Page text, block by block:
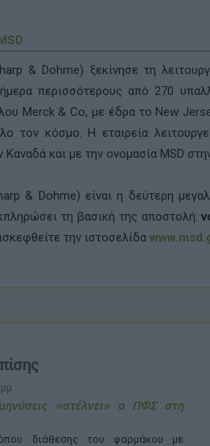
& Dohme) ξεκίνησε τη
περισσότερους από 270
Merck & Co, με έδρα το New
τον κόσμο. Η εταιρεία
Καναδά και με την ονομασία MSD
& Dohme) είναι η δεύτερη
τη βασική της αποστολή:
την ιστοσελίδα
«στέλνει» ο ΠΦΣ στη
διάθεσης του φαρμάκου με